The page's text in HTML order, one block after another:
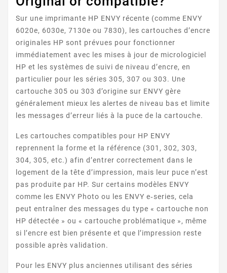
ENVY 5542
ENVY 5543
Sur une imprimante HP ENVY récente (comme ENVY
6020e, 6030e, 7130e ou 7830), les cartouches d’encre
originales HP sont prévues pour fonctionner
immédiatement avec les mises à jour de micrologiciel
HP et les systèmes de suivi de niveau d’encre, en
particulier pour les séries 305, 307 ou 303. Une
cartouche 305 ou 303 d’origine sur ENVY gère
généralement mieux les alertes de niveau bas et limite
les messages d’erreur liés à la puce de la cartouche.
Les cartouches compatibles pour HP ENVY
reprennent la forme et la référence (301, 302, 303,
304, 305, etc.) afin d’entrer correctement dans le
logement de la tête d’impression, mais leur puce n’est
pas produite par HP. Sur certains modèles ENVY
comme les ENVY Photo ou les ENVY e‑series, cela
peut entraîner des messages du type « cartouche non
HP détectée » ou « cartouche problématique », même
si l’encre est bien présente et que l’impression reste
possible après validation.
Pour les ENVY plus anciennes utilisant des séries